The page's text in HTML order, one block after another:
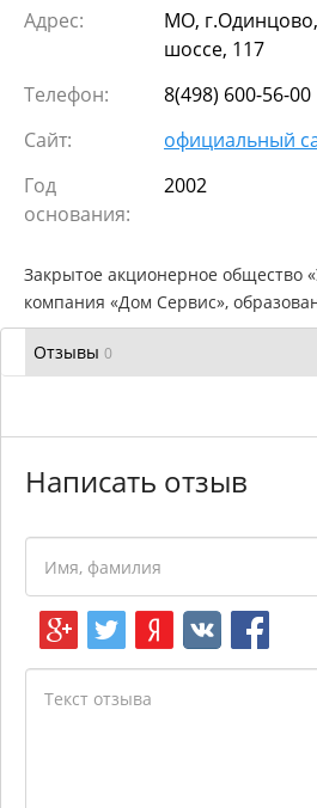
Адрес:
МО,
шоссе, 117
Телефон:
8(498) 600-56-00
Сайт:
официальный
Год
основания:
2002
Закрытое акционерное общество
компания «Дом Сервис»,
Отзывы 0
Написать отзыв